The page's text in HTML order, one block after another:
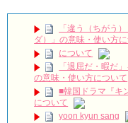
#韓国ドラマ
疲れてるソンフ
#enhypen #engene #엔
ンフン #성훈 NEW!
キム・ガンウ「
ーン、くすぐったいと
新ドラマ「ラブ
ーサーの“セウォル号”発
「違う（ちがう
ダ）」の意味・使い方
について
「退屈だ・暇だ
の意味・使い方について
■韓国ドラマ『キ
について
yoon kyun sang